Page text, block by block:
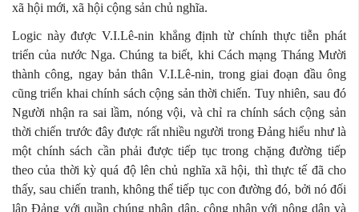
xã hội mới, xã hội cộng sản chủ nghĩa.
Logic này được V.I.Lê-nin khẳng định từ chính thực tiễn phát
triển của nước Nga. Chúng ta biết, khi Cách mạng Tháng Mười
thành công, ngay bản thân V.I.Lê-nin, trong giai đoạn đầu ông
cũng triển khai chính sách cộng sản thời chiến. Tuy nhiên, sau đó
Người nhận ra sai lầm, nóng vội, và chỉ ra chính sách cộng sản
thời chiến trước đây được rất nhiều người trong Đảng hiểu như là
một chính sách cần phải được tiếp tục trong chặng đường tiếp
theo của thời kỳ quá độ lên chủ nghĩa xã hội, thì thực tế đã cho
thấy, sau chiến tranh, không thể tiếp tục con đường đó, bởi nó đối
lập Đảng với quần chúng nhân dân, công nhân với nông dân và